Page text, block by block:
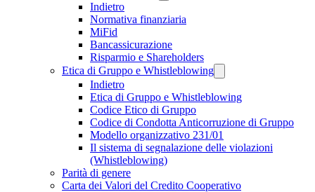
Indietro
Normativa finanziaria
MiFid
Bancassicurazione
Risparmio e Shareholders
Etica di Gruppo e Whistleblowing
Indietro
Etica di Gruppo e Whistleblowing
Codice Etico di Gruppo
Codice di Condotta Anticorruzione di Gruppo
Modello organizzativo 231/01
Il sistema di segnalazione delle violazioni
(Whistleblowing)
Parità di genere
Carta dei Valori del Credito Cooperativo